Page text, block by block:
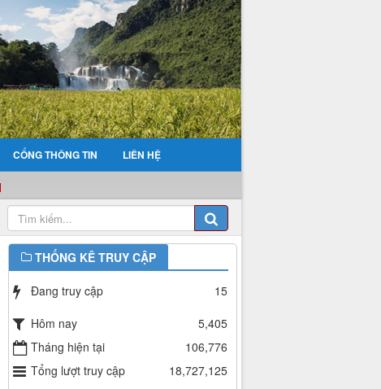
CỔNG THÔNG TIN LIÊN HỆ
THỐNG KÊ TRUY CẬP
Đang truy cập
15
Hôm nay
5,405
Tháng hiện tại
106,776
Tổng lượt truy cập
18,727,125